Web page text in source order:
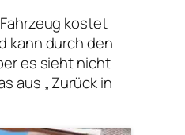
kostet
kann durch den
es sieht nicht
aus „ Zurück in